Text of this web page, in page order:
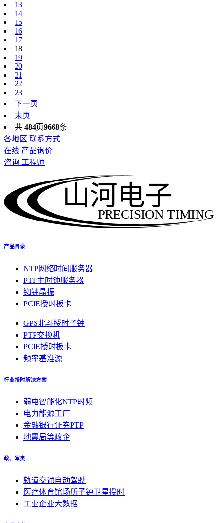
13
14
15
16
17
18
19
20
21
22
23
下一页
末页
共 484页9668条
各地区 联系方式
在线 产品询价
咨询 工程师
PRECISION TIMING
山河电子
产品目录
NTP网络时间服务器
PTP主时钟服务器
铷钟晶振
PCIE授时板卡
GPS北斗授时子钟
PTP交换机
PCIE授时板卡
频率基准源
行业授时解决方案
弱电智能化NTP时频
电力能源工厂
金融银行证券PTP
地震局等政企
政、军类
轨道交通自动驾驶
医疗体育馆场所子钟卫星授时
工业企业大数据